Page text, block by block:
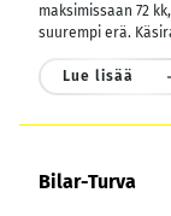
maksimissaan 72
suurempi erä.
Lue lisää
Bilar-Turva